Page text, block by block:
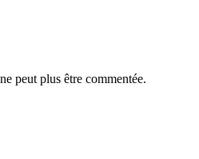
peut plus être commentée.